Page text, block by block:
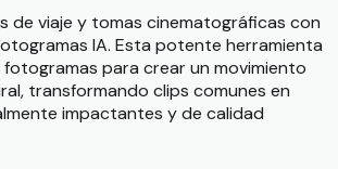
de viaje y tomas cinematográficas con
IA. Esta potente herramienta
para crear un movimiento
transformando clips comunes en
impactantes y de calidad